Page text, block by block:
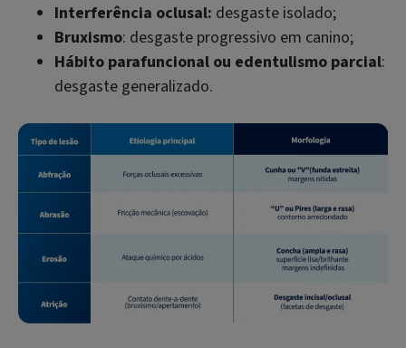
Interferência oclusal: desgaste isolado;
Bruxismo: desgaste progressivo em canino;
Hábito parafuncional ou edentulismo parcial:
desgaste generalizado.